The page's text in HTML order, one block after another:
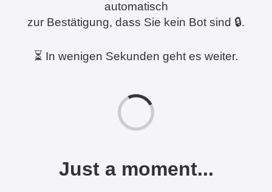
automatisch
zur Bestätigung, dass Sie kein Bot sind 🔒.
⏳ In wenigen Sekunden geht es weiter.
Just a moment...